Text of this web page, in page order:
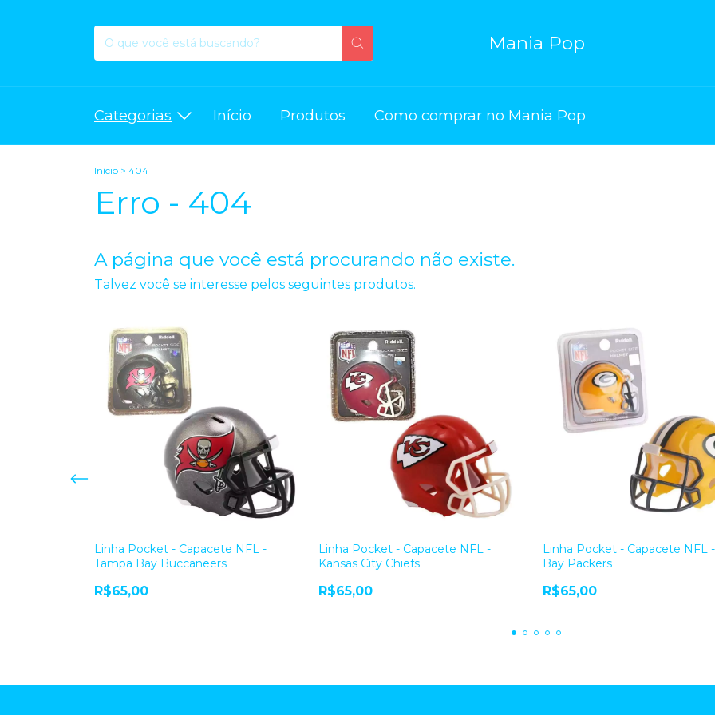
Mania Pop
Categorias Início Produtos Como comprar no Mania Pop
Início > 404
Erro - 404
A página que você está procurando não existe.
Talvez você se interesse pelos seguintes produtos.
Linha Pocket - Capacete NFL -
Tampa Bay Buccaneers
R$65,00
Linha Pocket - Capacete NFL -
Kansas City Chiefs
R$65,00
Linha Pocket - Capacete NFL
Bay Packers
R$65,00